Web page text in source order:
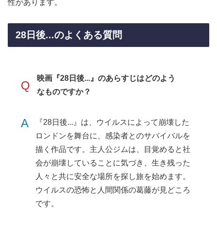
性があります。
28日後...のよくある質問
Q
映画『28日後...』のあらすじはどのよう
なものですか？
A
『28日後...』は、ウイルスによって崩壊した
ロンドンを舞台に、感染者とのサバイバルを
描く作品です。主人公ジムは、目覚めると社
会が崩壊していることに気づき、生き残った
人々と共に安全な場所を探し旅を始めます。
ウイルスの恐怖と人間関係の葛藤が見どころ
です。